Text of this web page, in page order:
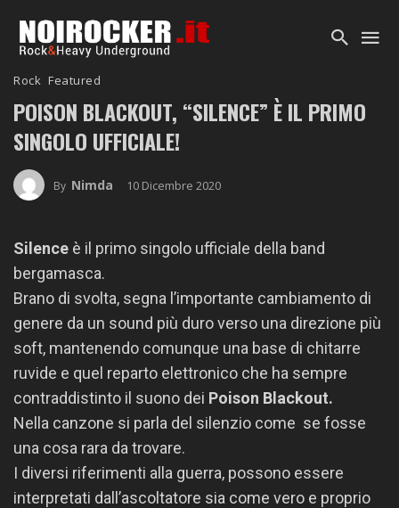
Rock Featured
POISON BLACKOUT, “SILENCE” È IL PRIMO
SINGOLO UFFICIALE!
By Nimda 10 Dicembre 2020
Silence è il primo singolo ufficiale della band
bergamasca.
Brano di svolta, segna l’importante cambiamento di
genere da un sound più duro verso una direzione più
soft, mantenendo comunque una base di chitarre
ruvide e quel reparto elettronico che ha sempre
contraddistinto il suono dei Poison Blackout.
Nella canzone si parla del silenzio come se fosse
una cosa rara da trovare.
I diversi riferimenti alla guerra, possono essere
interpretati dall’ascoltatore sia come vero e proprio